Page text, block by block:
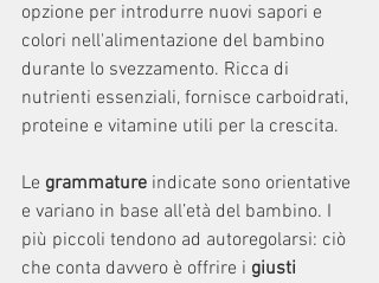
opzione per introdurre nuovi sapori e
colori nell'alimentazione del bambino
durante lo svezzamento. Ricca di
nutrienti essenziali, fornisce carboidrati,
proteine e vitamine utili per la crescita.
Le grammature indicate sono orientative
e variano in base all’età del bambino. I
più piccoli tendono ad autoregolarsi: ciò
che conta davvero è offrire i giusti